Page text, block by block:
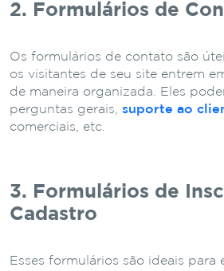
2. Formulários de
Os formulários de contato são
os visitantes de seu site entrem
de maneira organizada. Eles
perguntas gerais, suporte ao
comerciais, etc.
3. Formulários de
Cadastro
Esses formulários são ideais para